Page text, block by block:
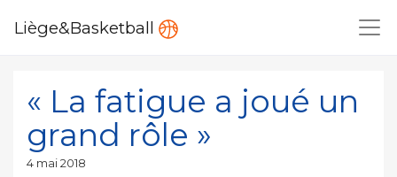
Liège&Basketball
« La fatigue a joué un
grand rôle »
Publié
4 mai 2018